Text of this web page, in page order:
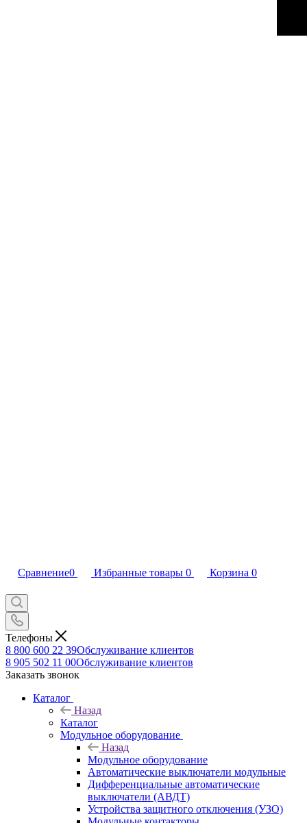
Сравнение0 Избранные товары 0 Корзина 0
Телефоны
8 800 600 22 39Обслуживание клиентов
8 905 502 11 00Обслуживание клиентов
Заказать звонок
Каталог
Назад
Каталог
Модульное оборудование
Назад
Модульное оборудование
Автоматические выключатели модульные
Дифференциальные автоматические
выключатели (АВДТ)
Устройства защитного отключения (УЗО)